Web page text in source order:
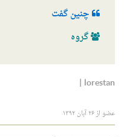
چنین گفت
گروه
lorestan
|
عضو از ۲۶ آبان ۱۳۹۲